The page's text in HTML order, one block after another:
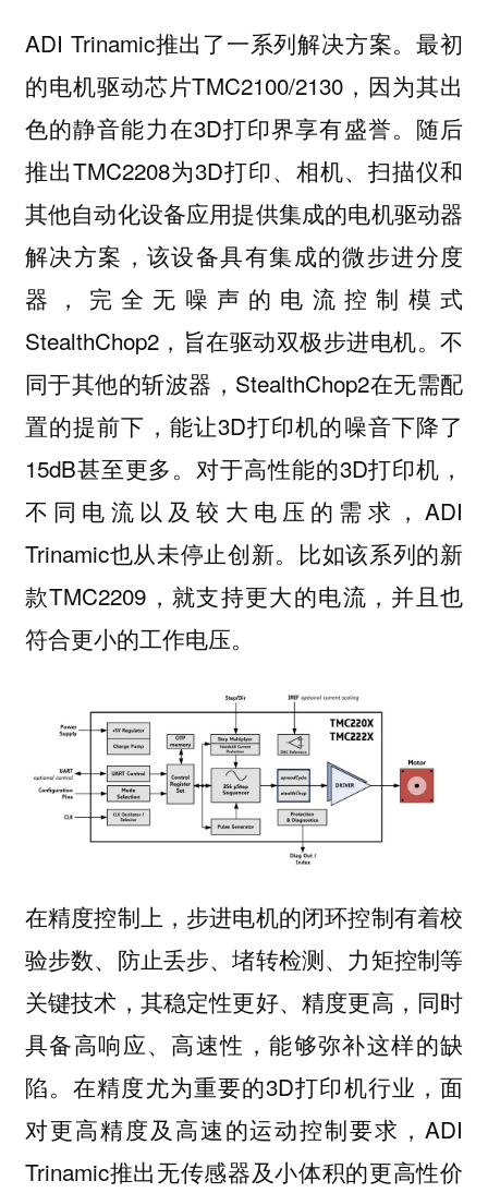
ADI Trinamic推出了一系列解决方案。最初
的电机驱动芯片TMC2100/2130，因为其出
色的静音能力在3D打印界享有盛誉。随后
推出TMC2208为3D打印、相机、扫描仪和
其他自动化设备应用提供集成的电机驱动器
解决方案，该设备具有集成的微步进分度
器，完全无噪声的电流控制模式
StealthChop2，旨在驱动双极步进电机。不
同于其他的斩波器，StealthChop2在无需配
置的提前下，能让3D打印机的噪音下降了
15dB甚至更多。对于高性能的3D打印机，
不同电流以及较大电压的需求，ADI
Trinamic也从未停止创新。比如该系列的新
款TMC2209，就支持更大的电流，并且也
符合更小的工作电压。
在精度控制上，步进电机的闭环控制有着校
验步数、防止丢步、堵转检测、力矩控制等
关键技术，其稳定性更好、精度更高，同时
具备高响应、高速性，能够弥补这样的缺
陷。在精度尤为重要的3D打印机行业，面
对更高精度及高速的运动控制要求，ADI
Trinamic推出无传感器及小体积的更高性价